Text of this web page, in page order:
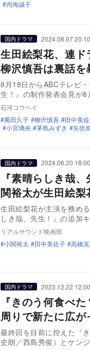
内海誠子
国内ドラマ 2024.08.07 20:10
生田絵梨花、連
柳沢慎吾は裏話を
8月18日からABCテレビ
生！』の制作発表会見が
石河コウヘイ
萬田久子
柳沢慎吾 田中美
小宮璃央
茅島みずき 矢吹
国内ドラマ 2024.06.20 18:00
『素晴らしき哉
関裕太が生田絵梨
生田絵梨花が主演を務め
しき哉、先生！』の追加
リアルサウンド映画部
小関裕太
田中美佐子 高橋
国内ドラマ 2023.12.22 12:00
『きのう何食べ
周りで新たに広が
最終回を目前に控えた『
史朗／西島秀俊）とケン